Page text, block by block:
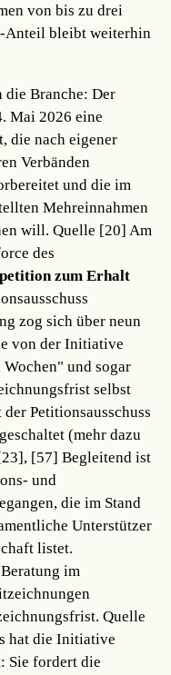
von bis zu drei
Anteil bleibt weiterhin
die Branche: Der
Mai 2026 eine
die nach eigener
Verbänden
und die im
Mehreinnahmen
will.Quelle [20] Am
des
zum Erhalt
zog sich über neun
von der Initiative
und sogar
selbst
der Petitionsausschuss
(mehr dazu
[57] Begleitend ist
und
die im Stand
Unterstützer
listet.
im
Quelle
hat die Initiative
Sie fordert die